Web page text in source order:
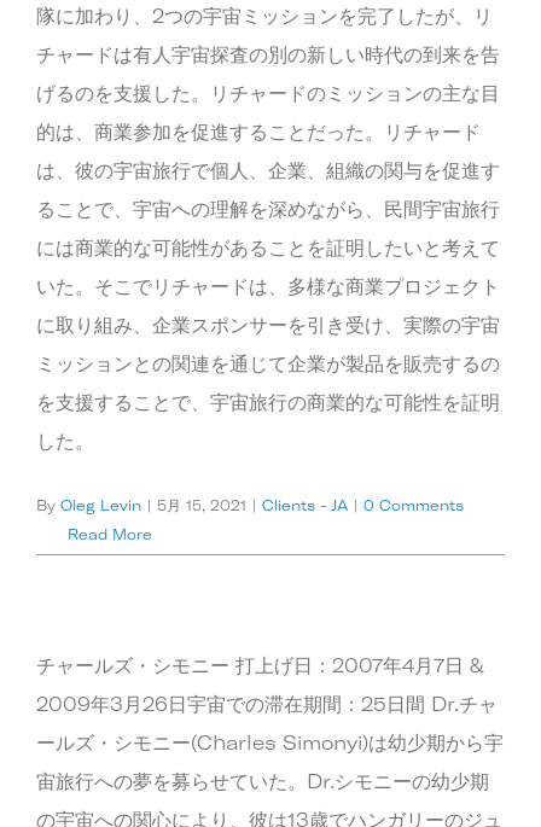
隊に加わり、2つの宇宙ミッションを完了したが、リ
チャードは有人宇宙探査の別の新しい時代の到来を告
げるのを支援した。リチャードのミッションの主な目
的は、商業参加を促進することだった。リチャード
は、彼の宇宙旅行で個人、企業、組織の関与を促進す
ることで、宇宙への理解を深めながら、民間宇宙旅行
には商業的な可能性があることを証明したいと考えて
いた。そこでリチャードは、多様な商業プロジェクト
に取り組み、企業スポンサーを引き受け、実際の宇宙
ミッションとの関連を通じて企業が製品を販売するの
を支援することで、宇宙旅行の商業的な可能性を証明
した。
By Oleg Levin | 5月 15, 2021 | Clients - JA | 0 Comments
Read More
チャールズ・シモニー 打上げ日：2007年4月7日 &
2009年3月26日宇宙での滞在期間：25日間 Dr.チャ
ールズ・シモニー(Charles Simonyi)は幼少期から宇
宙旅行への夢を募らせていた。Dr.シモニーの幼少期
の宇宙への関心により、彼は13歳でハンガリーのジュ